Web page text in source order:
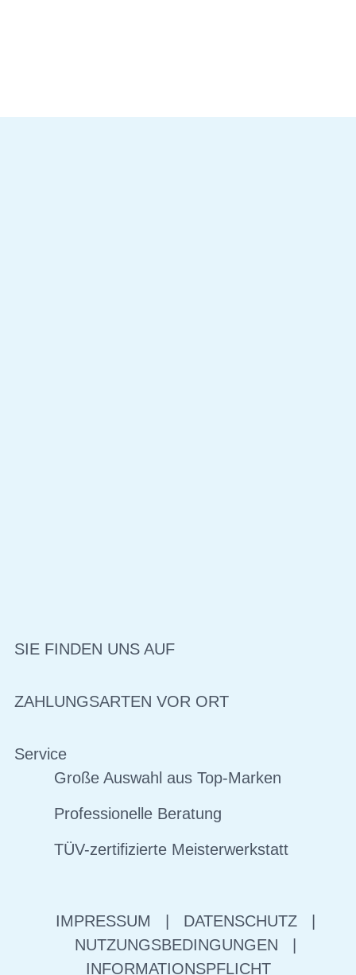
SIE FINDEN UNS AUF
ZAHLUNGSARTEN VOR ORT
Service
Große Auswahl aus Top-Marken
Professionelle Beratung
TÜV-zertifizierte Meisterwerkstatt
IMPRESSUM DATENSCHUTZ
NUTZUNGSBEDINGUNGEN
INFORMATIONSPFLICHT